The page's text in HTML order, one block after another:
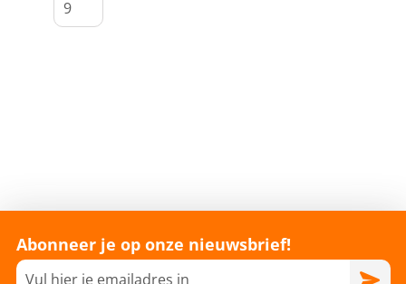
Abonneer je op onze nieuwsbrief!